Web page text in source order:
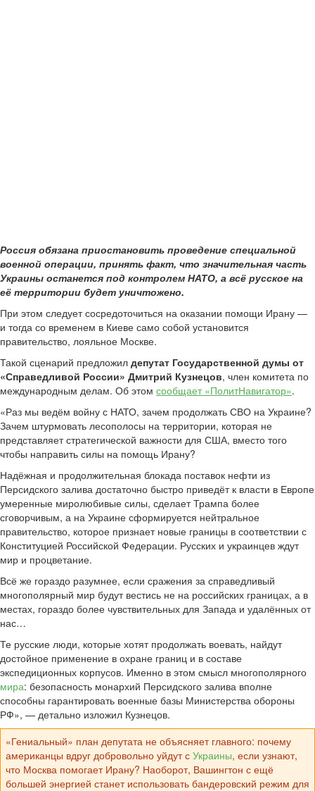
Россия обязана приостановить проведение специальной
военной операции, принять факт, что значительная часть
Украины останется под контролем НАТО, а всё русское на
её территории будет уничтожено.
При этом следует сосредоточиться на оказании помощи Ирану —
и тогда со временем в Киеве само собой установится
правительство, лояльное Москве.
Такой сценарий предложил депутат Государственной думы от
«Справедливой России» Дмитрий Кузнецов, член комитета по
международным делам. Об этом сообщает «ПолитНавигатор».
«Раз мы ведём войну с НАТО, зачем продолжать СВО на Украине?
Зачем штурмовать лесополосы на территории, которая не
представляет стратегической важности для США, вместо того
чтобы направить силы на помощь Ирану?
Надёжная и продолжительная блокада поставок нефти из
Персидского залива достаточно быстро приведёт к власти в Европе
умеренные миролюбивые силы, сделает Трампа более
сговорчивым, а на Украине сформируется нейтральное
правительство, которое признает новые границы в соответствии с
Конституцией Российской Федерации. Русских и украинцев ждут
мир и процветание.
Всё же гораздо разумнее, если сражения за справедливый
многополярный мир будут вестись не на российских границах, а в
местах, гораздо более чувствительных для Запада и удалённых от
нас…
Те русские люди, которые хотят продолжать воевать, найдут
достойное применение в охране границ и в составе
экспедиционных корпусов. Именно в этом смысл многополярного
мира: безопасность монархий Персидского залива вполне
способны гарантировать военные базы Министерства обороны
РФ», — детально изложил Кузнецов.
«Гениальный» план депутата не объясняет главного: почему
американцы вдруг добровольно уйдут с Украины, если узнают,
что Москва помогает Ирану? Наоборот, Вашингтон с ещё
большей энергией станет использовать бандеровский режим для